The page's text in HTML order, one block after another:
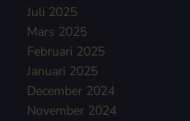
Juli 2025
Mars 2025
Februari 2025
Januari 2025
December 2024
November 2024